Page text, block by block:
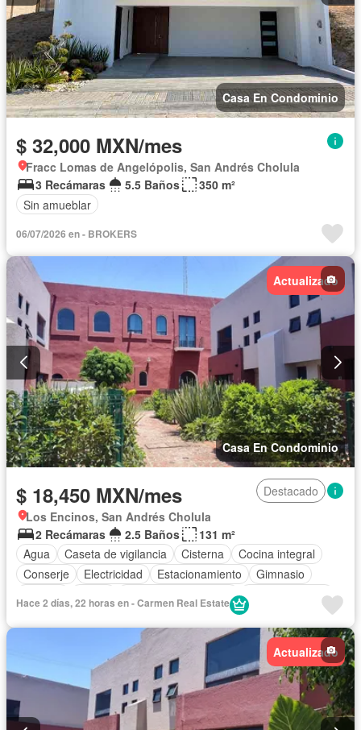
Casa En Condominio
$ 32,000 MXN/mes
Fracc Lomas de Angelópolis, San Andrés Cholula
3 Recámaras
5.5 Baños
350 m²
Sin amueblar
06/07/2026 en - BROKERS
Actualizado
Casa En Condominio
$ 18,450 MXN/mes
Destacado
Los Encinos, San Andrés Cholula
2 Recámaras
2.5 Baños
131 m²
Agua
Caseta de vigilancia Cisterna
Cocina integral
Conserje
Electricidad Estacionamiento
Gimnasio
Sala polivalente
Terraza
Hace 2 días, 22 horas en - Carmen Real Estate
Actualizado